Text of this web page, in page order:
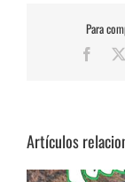
Para
Artículos